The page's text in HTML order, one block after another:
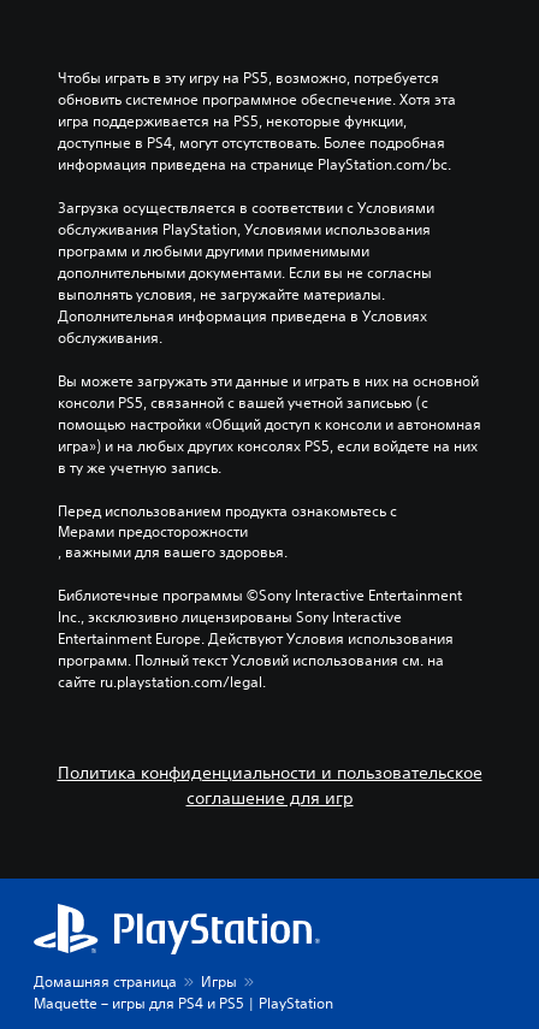
Чтобы играть в эту игру на PS5, возможно, потребуется
обновить системное программное обеспечение. Хотя эта
игра поддерживается на PS5, некоторые функции,
доступные в PS4, могут отсутствовать. Более подробная
информация приведена на странице PlayStation.com/bc.
Загрузка осуществляется в соответствии с Условиями
обслуживания PlayStation, Условиями использования
программ и любыми другими применимыми
дополнительными документами. Если вы не согласны
выполнять условия, не загружайте материалы.
Дополнительная информация приведена в Условиях
обслуживания.
Вы можете загружать эти данные и играть в них на основной
консоли PS5, связанной с вашей учетной записьью (с
помощью настройки «Общий доступ к консоли и автономная
игра») и на любых других консолях PS5, если войдете на них
в ту же учетную запись.
Перед использованием продукта ознакомьтесь с
Мерами предосторожности
, важными для вашего здоровья.
Библиотечные программы ©Sony Interactive Entertainment
Inc., эксклюзивно лицензированы Sony Interactive
Entertainment Europe. Действуют Условия использования
программ. Полный текст Условий использования см. на
сайте ru.playstation.com/legal.
Политика конфиденциальности и пользовательское
соглашение для игр
Домашняя страница
Игры
Maquette – игры для PS4 и PS5 | PlayStation